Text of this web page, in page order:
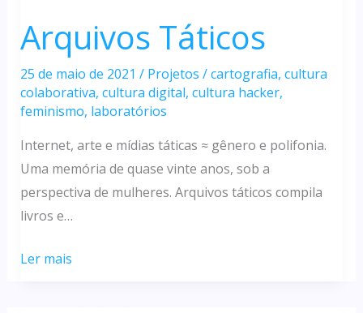
Arquivos Táticos
25 de maio de 2021 / Projetos /cartografia, cultura
colaborativa, cultura digital, cultura hacker,
feminismo, laboratórios
Internet, arte e mídias táticas ≈ gênero e polifonia.
Uma memória de quase vinte anos, sob a
perspectiva de mulheres. Arquivos táticos compila
livros e…
Arquivos
Ler mais